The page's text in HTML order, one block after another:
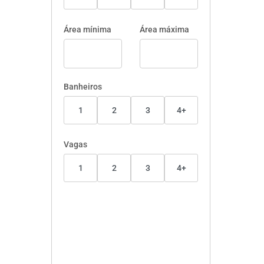
Área mínima Área máxima
Banheiros
1 2 3 4+
Vagas
1 2 3 4+